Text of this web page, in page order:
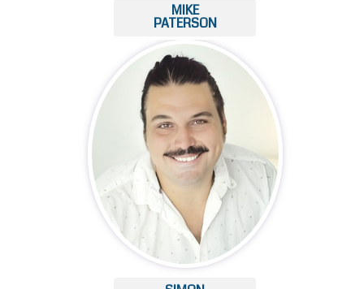
MIKE
PATERSON